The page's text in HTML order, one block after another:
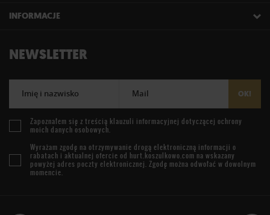
INFORMACJE
NEWSLETTER
Imię i nazwisko Mail OK!
Zapoznałem się z treścią klauzuli informacyjnej dotyczącej ochrony
moich danych osobowych.
Wyrażam zgodę na otrzymywanie drogą elektroniczną informacji o
rabatach i aktualnej ofercie od hurt.koszulkowo.com na wskazany
powyżej adres poczty elektronicznej. Zgodę można odwołać w dowolnym
momencie.